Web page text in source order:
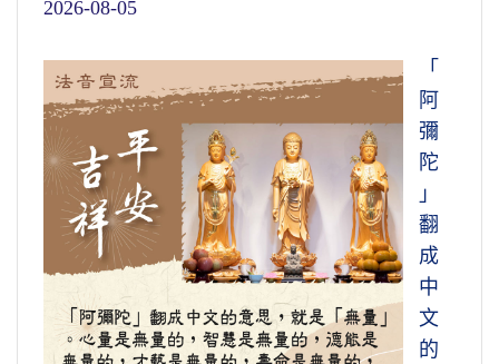
2026-08-05
「
阿
彌
陀
」
翻
成
中
文
的